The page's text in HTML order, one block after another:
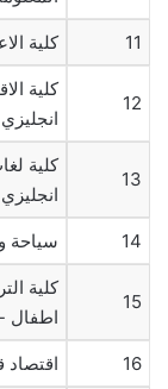
11 كلية
12
كلية
انجليزي
13
كلية
انجليزي
14 سياحة
15
كلية
اطفال
16